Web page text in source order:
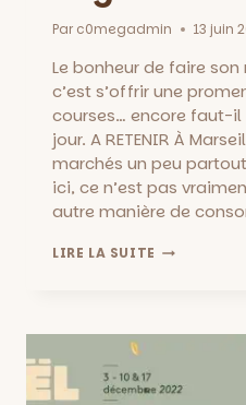
Par c0megadmin 13 juin
Le bonheur de faire
c’est s’offrir une
courses… encore faut-
jour. A RETENIR À
marchés un peu
ici, ce n’est pas
autre manière de
LIRE LA SUITE MARCHES